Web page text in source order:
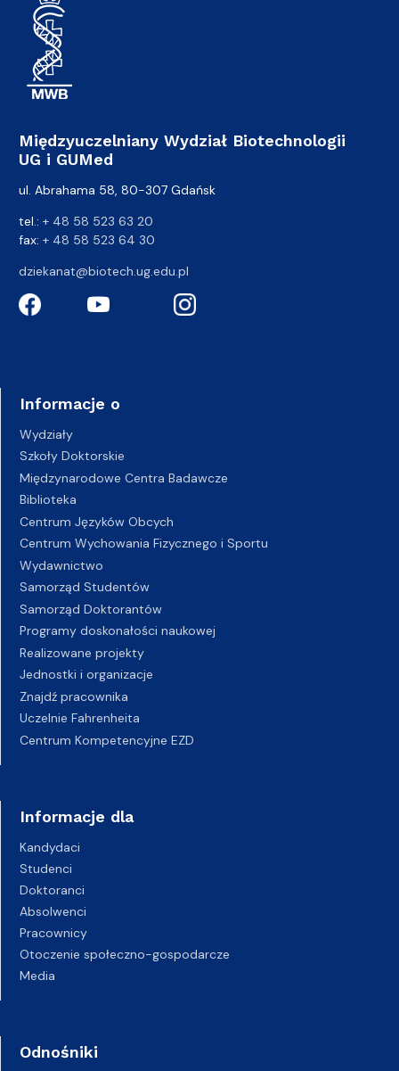
Międzyuczelniany Wydział Biotechnologii
UG i GUMed
ul. Abrahama 58, 80-307 Gdańsk
tel.: + 48 58 523 63 20
fax: + 48 58 523 64 30
dziekanat@biotech.ug.edu.pl
Informacje o
Wydziały
Szkoły Doktorskie
Międzynarodowe Centra Badawcze
Biblioteka
Centrum Języków Obcych
Centrum Wychowania Fizycznego i Sportu
Wydawnictwo
Samorząd Studentów
Samorząd Doktorantów
Programy doskonałości naukowej
Realizowane projekty
Jednostki i organizacje
Znajdź pracownika
Uczelnie Fahrenheita
Centrum Kompetencyjne EZD
Informacje dla
Kandydaci
Studenci
Doktoranci
Absolwenci
Pracownicy
Otoczenie społeczno-gospodarcze
Media
Odnośniki